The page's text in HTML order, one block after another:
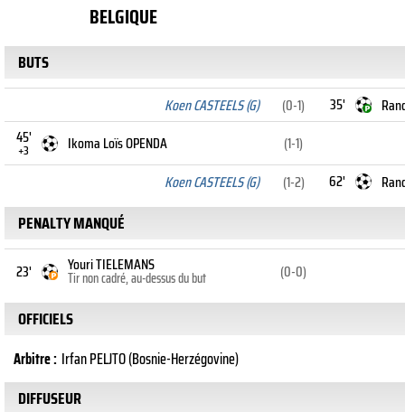
BELGIQUE
BUTS
Koen CASTEELS (G) (0-1) 35'
45'
+3 Ikoma Loïs OPENDA
(1-1)
Koen CASTEELS (G)
(1-2) 62'
PENALTY MANQUÉ
23' Youri TIELEMANS
Tir non cadré, au-dessus du but (0-0)
OFFICIELS
Arbitre : Irfan PELJTO (Bosnie-Herzégovine)
DIFFUSEUR